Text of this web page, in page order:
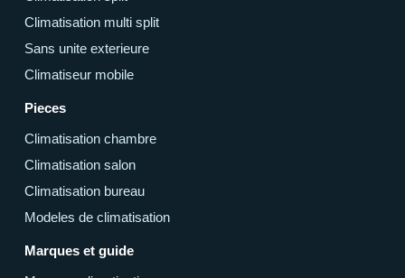
Climatisation multi split
Sans unite exterieure
Climatiseur mobile
Pieces
Climatisation chambre
Climatisation salon
Climatisation bureau
Modeles de climatisation
Marques et guide